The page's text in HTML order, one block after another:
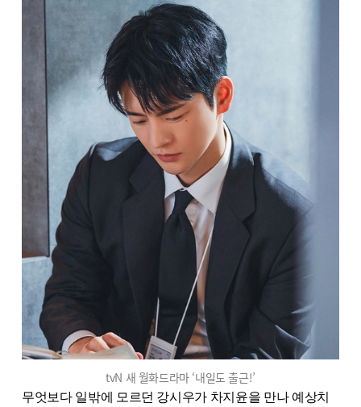
tvN 새 월화드라마 ‘내일도 출근!’
무엇보다 일밖에 모르던 강시우가 차지윤을 만나 예상치